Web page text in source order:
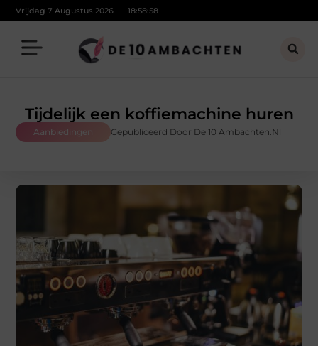
Vrijdag 7 Augustus 2026 18:59:00
Tijdelijk een koffiemachine huren
Aanbiedingen Gepubliceerd Door De 10 Ambachten.nl